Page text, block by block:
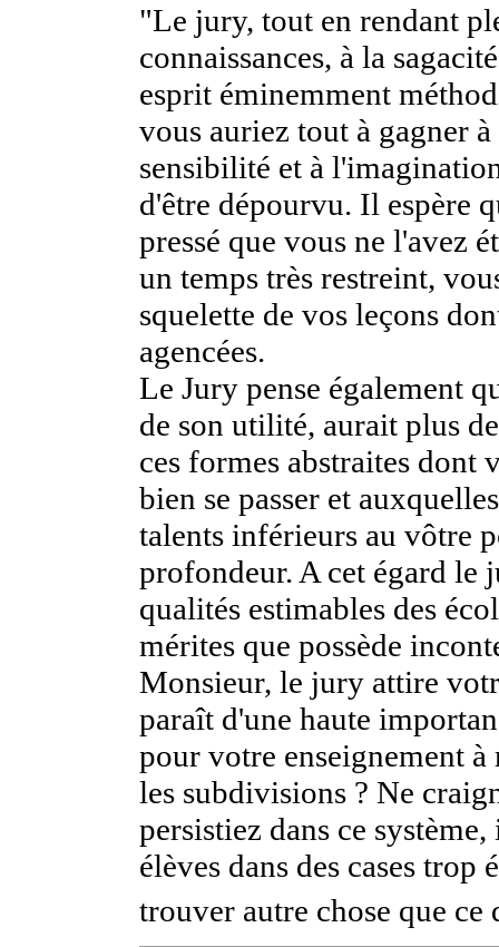
"Le jury, tout en rendant
connaissances, à la
esprit éminemment
vous auriez tout à gagner
sensibilité et à
d'être dépourvu. Il espère
pressé que vous ne l'avez
un temps très restreint,
squelette de vos leçons
agencées.
Le Jury pense également
de son utilité, aurait plus
ces formes abstraites
bien se passer et
talents inférieurs au vôtre
profondeur. A cet égard
qualités estimables des
mérites que possède
Monsieur, le jury attire
paraît d'une haute
pour votre enseignement
les subdivisions ? Ne
persistiez dans ce
élèves dans des cases
trouver autre chose que